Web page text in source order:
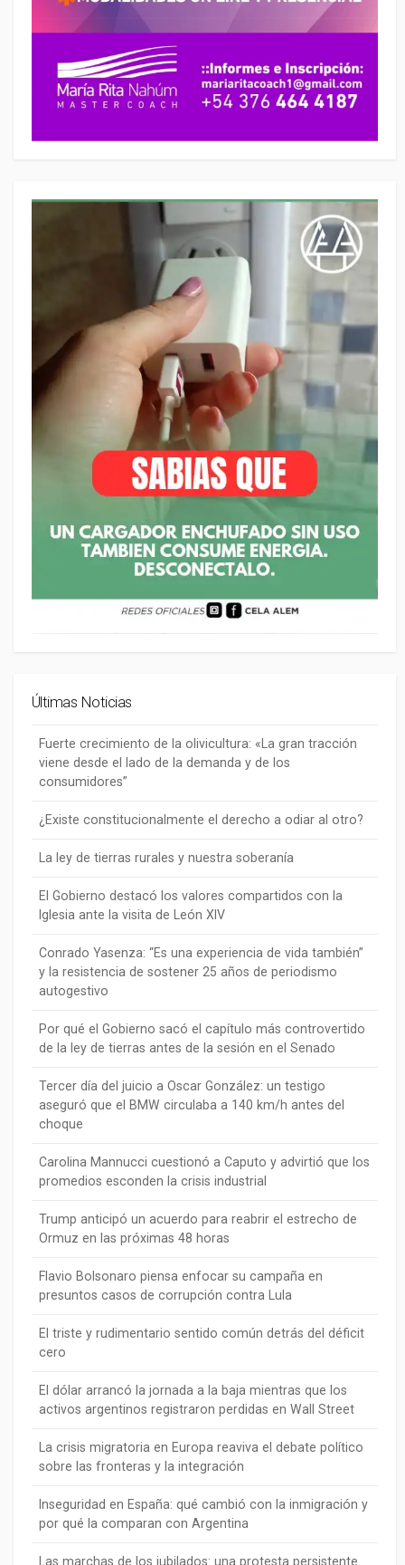
Últimas Noticias
Fuerte crecimiento de la olivicultura: «La gran tracción
viene desde el lado de la demanda y de los
consumidores”
¿Existe constitucionalmente el derecho a odiar al otro?
La ley de tierras rurales y nuestra soberanía
El Gobierno destacó los valores compartidos con la
Iglesia ante la visita de León XIV
Conrado Yasenza: “Es una experiencia de vida también”
y la resistencia de sostener 25 años de periodismo
autogestivo
Por qué el Gobierno sacó el capítulo más controvertido
de la ley de tierras antes de la sesión en el Senado
Tercer día del juicio a Oscar González: un testigo
aseguró que el BMW circulaba a 140 km/h antes del
choque
Carolina Mannucci cuestionó a Caputo y advirtió que los
promedios esconden la crisis industrial
Trump anticipó un acuerdo para reabrir el estrecho de
Ormuz en las próximas 48 horas
Flavio Bolsonaro piensa enfocar su campaña en
presuntos casos de corrupción contra Lula
El triste y rudimentario sentido común detrás del déficit
cero
El dólar arrancó la jornada a la baja mientras que los
activos argentinos registraron perdidas en Wall Street
La crisis migratoria en Europa reaviva el debate político
sobre las fronteras y la integración
Inseguridad en España: qué cambió con la inmigración y
por qué la comparan con Argentina
Las marchas de los jubilados: una protesta persistente